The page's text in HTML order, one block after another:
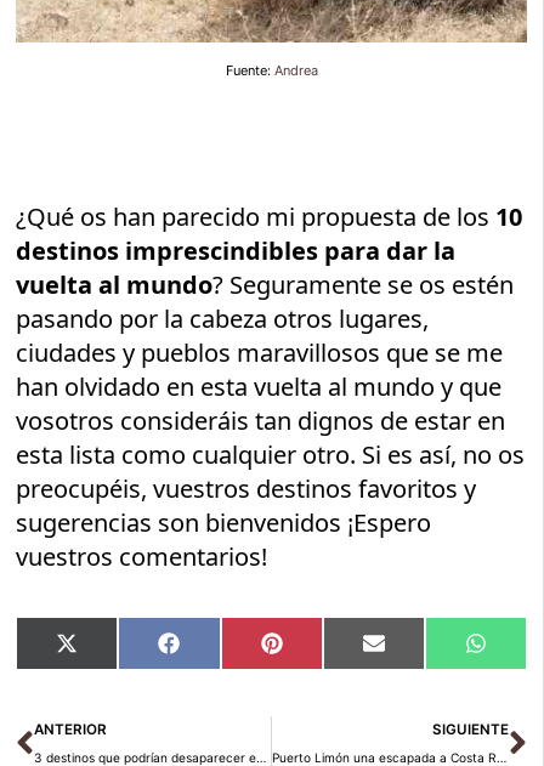
Fuente: Andrea
¿Qué os han parecido mi propuesta de los 10
destinos imprescindibles para dar la
vuelta al mundo? Seguramente se os estén
pasando por la cabeza otros lugares,
ciudades y pueblos maravillosos que se me
han olvidado en esta vuelta al mundo y que
vosotros consideráis tan dignos de estar en
esta lista como cualquier otro. Si es así, no os
preocupéis, vuestros destinos favoritos y
sugerencias son bienvenidos ¡Espero
vuestros comentarios!
Compartir
en
X
(Twitter)
Compartir
en
Facebook Compartir
en
Pinterest Compartir
en
Email
en
Ant
ANTERIOR
3 destinos que podrían desaparecer en 50 años
SIGUIENTE
Puerto Limón una escapada a Costa Rica